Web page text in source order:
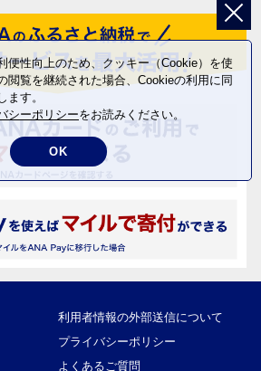
利用者情報の外部送信について
プライバシーポリシー
よくあるご質問
便性向上のため、クッキー（Cookie）を使
閲覧を継続された場合、Cookieの利用に同
ます。
シーポリシーをお読みください。
OK